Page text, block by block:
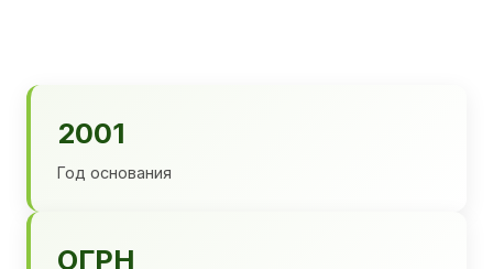
2001
Год основания
ОГРН